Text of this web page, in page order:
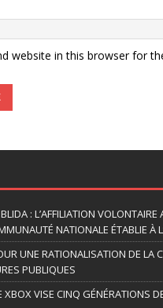
website in this browser for
: L’AFFILIATION VOLONTAIRE
NATIONALE ÉTABLIE À
UNE RATIONALISATION DE LA
PUBLIQUES
XBOX VISE CINQ GÉNÉRATIONS